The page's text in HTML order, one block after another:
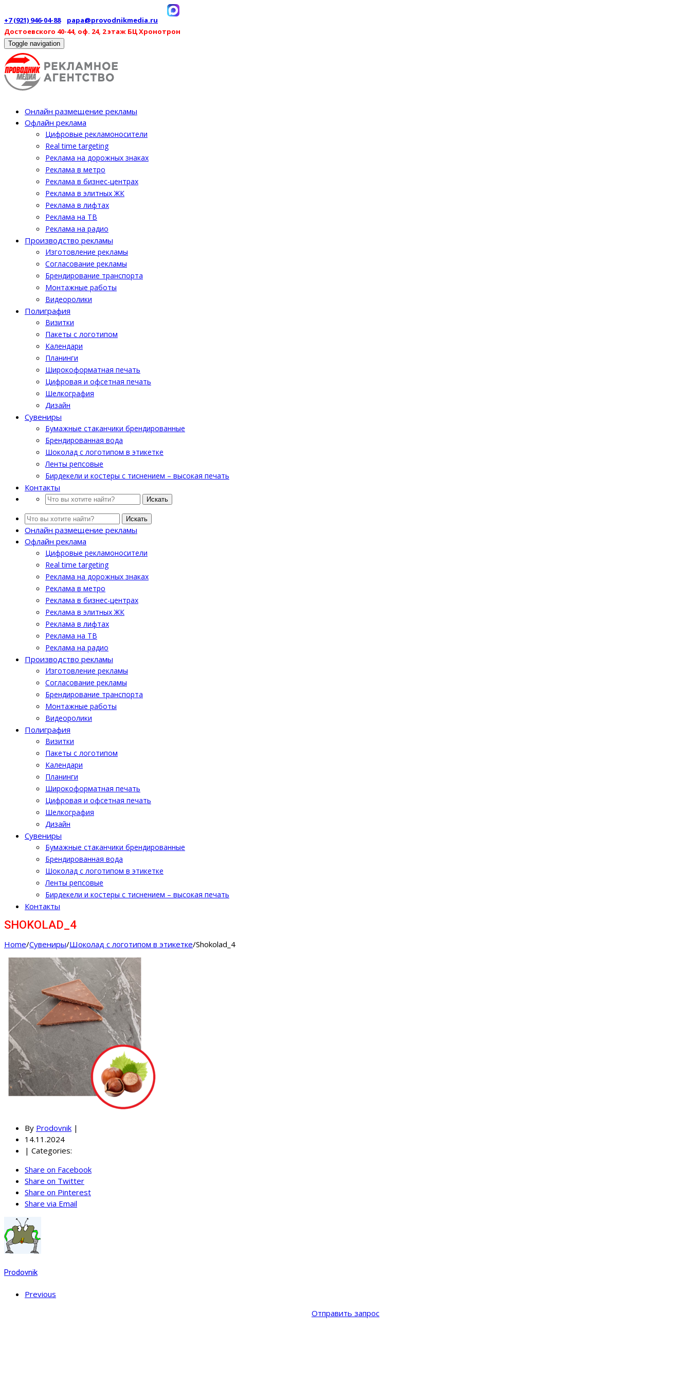
+7 (921) 946-04-88
papa@provodnikmedia.ru
Достоевского 40-44, оф. 24, 2 этаж БЦ Хронотрон
Toggle navigation
Онлайн размещение рекламы
Офлайн реклама
Цифровые рекламоносители
Real time targeting
Реклама на дорожных знаках
Реклама в метро
Реклама в бизнес-центрах
Реклама в элитных ЖК
Реклама в лифтах
Реклама на ТВ
Реклама на радио
Производство рекламы
Изготовление рекламы
Cогласование рекламы
Брендирование транспорта
Монтажные работы
Видеоролики
Полиграфия
Визитки
Пакеты с логотипом
Календари
Планинги
Широкоформатная печать
Цифровая и офсетная печать
Шелкография
Дизайн
Cувениры
Бумажные стаканчики брендированные
Брендированная вода
Шоколад с логотипом в этикетке
Ленты репсовые
Бирдекели и костеры с тиснением – высокая печать
Контакты
Искать
Искать
Онлайн размещение рекламы
Офлайн реклама
Цифровые рекламоносители
Real time targeting
Реклама на дорожных знаках
Реклама в метро
Реклама в бизнес-центрах
Реклама в элитных ЖК
Реклама в лифтах
Реклама на ТВ
Реклама на радио
Производство рекламы
Изготовление рекламы
Cогласование рекламы
Брендирование транспорта
Монтажные работы
Видеоролики
Полиграфия
Визитки
Пакеты с логотипом
Календари
Планинги
Широкоформатная печать
Цифровая и офсетная печать
Шелкография
Дизайн
Cувениры
Бумажные стаканчики брендированные
Брендированная вода
Шоколад с логотипом в этикетке
Ленты репсовые
Бирдекели и костеры с тиснением – высокая печать
Контакты
SHOKOLAD_4
Home/Cувениры/Шоколад с логотипом в этикетке/Shokolad_4
By Prodovnik |
14.11.2024
| Categories:
Share on Facebook
Share on Twitter
Share on Pinterest
Share via Email
Prodovnik
Previous
Отправить запрос